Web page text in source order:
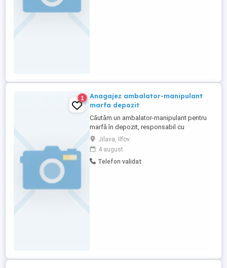
1
Anagajez ambalator-manipulant
marfa depozit
Căutăm un ambalator-manipulant pentru
marfă în depozit, responsabil cu
pregătirea și manipularea produselor în
vederea expediției sau depozitării.
Principalele responsabilități includ
ambalarea corectă a mărfurilor, asigurarea
Jilava, Ilfov
4 august
Telefon validat